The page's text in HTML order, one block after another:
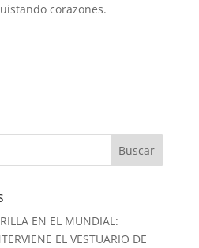
corazones.
EN EL MUNDIAL:
EL VESTUARIO DE